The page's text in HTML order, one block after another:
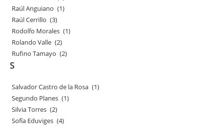
Raúl Anguiano (1)
Raúl Cerrillo (3)
Rodolfo Morales (1)
Rolando Valle (2)
Rufino Tamayo (2)
S
Salvador Castro de la Rosa (1)
Segundo Planes (1)
Silvia Torres (2)
Sofía Eduviges (4)